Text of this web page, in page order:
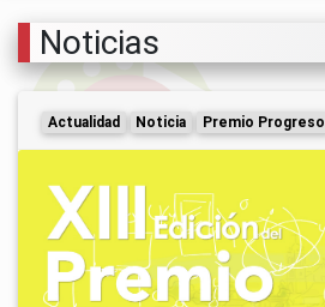
Noticias
Actualidad Noticia Premio Progreso